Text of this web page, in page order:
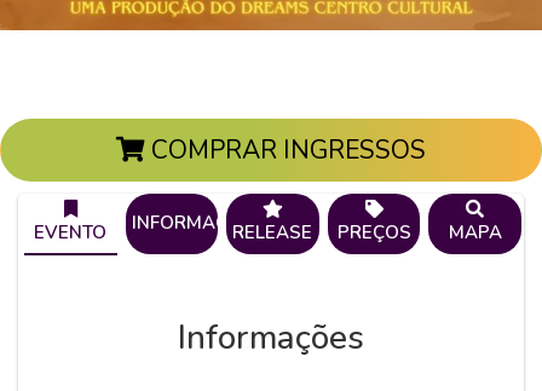
COMPRAR INGRESSOS
EVENTO INFORMAÇÕESRELEASE PREÇOS MAPA
Informações